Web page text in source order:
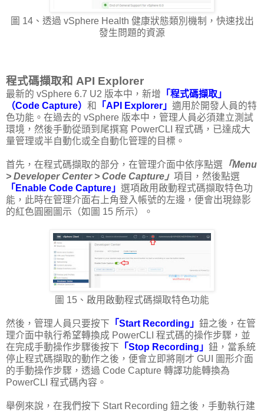
圖 14、透過 vSphere Health 健康狀態類別機制，快速找出
發生問題的資源
程式碼擷取和 API Explorer
最新的 vSphere 6.7 U2 版本中，新增 「程式碼擷取」
（Code Capture） 和 「API Explorer」 適用於開發人員的特
色功能。在過去的 vSphere 版本中，管理人員必須建立測試
環境，然後手動從頭到尾撰寫 PowerCLI 程式碼，已達成大
量管理或半自動化或全自動化管理的目標。
首先，在程式碼擷取的部分，在管理介面中依序點選 「Menu
> Developer Center > Code Capture」 項目，然後點選
「Enable Code Capture」 選項啟用啟動程式碼擷取特色功
能，此時在管理介面右上角登入帳號的左邊，便會出現錄影
的紅色圓圈圖示（如圖 15 所示）。
圖 15、啟用啟動程式碼擷取特色功能
然後，管理人員只要按下 「Start Recording」 鈕之後，在管
理介面中執行希望轉換成 PowerCLI 程式碼的操作步驟，並
在完成手動操作步驟後按下 「Stop Recording」 鈕，當系統
停止程式碼擷取的動作之後，便會立即將剛才 GUI 圖形介面
的手動操作步驟，透過 Code Capture 轉譯功能轉換為
PowerCLI 程式碼內容。
舉例來說，在我們按下 Start Recording 鈕之後，手動執行建